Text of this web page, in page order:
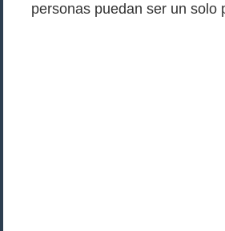
personas puedan ser un solo